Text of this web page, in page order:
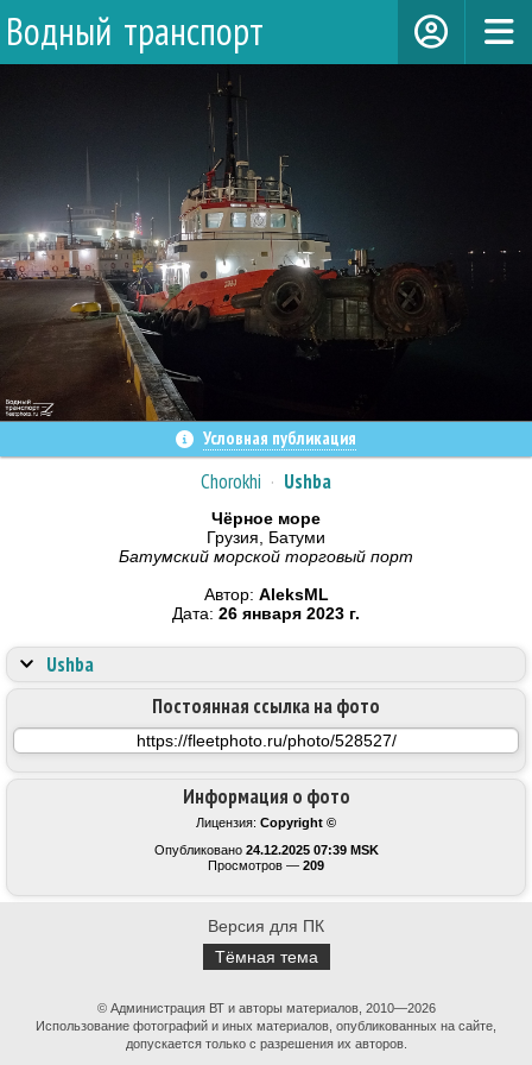
Водный транспорт
Условная публикация
Chorokhi · Ushba
Чёрное море
Грузия, Батуми
Батумский морской торговый порт
Автор: AleksML
Дата: 26 января 2023 г.
Информация о фото
Лицензия: Copyright ©
Опубликовано 24.12.2025 07:39 MSK
Просмотров — 209
Постоянная ссылка на фото
Ushba
Версия для ПК
Тёмная тема
© Администрация ВТ и авторы материалов, 2010—2026
Использование фотографий и иных материалов, опубликованных на сайте,
допускается только с разрешения их авторов.